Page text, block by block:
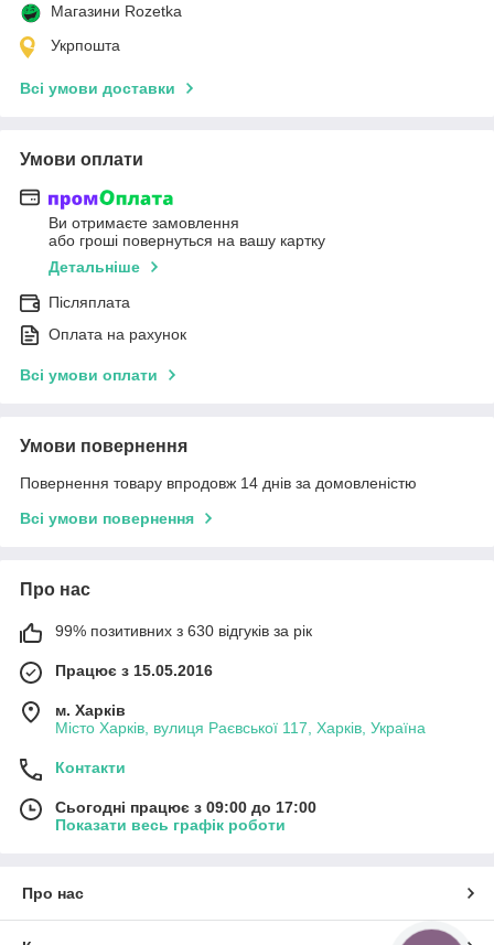
Магазини Rozetka
Укрпошта
Всі умови доставки
Умови оплати
Ви отримаєте замовлення
або гроші повернуться на вашу картку
Детальніше
Післяплата
Оплата на рахунок
Всі умови оплати
Умови повернення
Повернення товару впродовж 14 днів за домовленістю
Всі умови повернення
Про нас
99% позитивних з 630 відгуків за рік
Працює з 15.05.2016
м. Харків
Місто Харків, вулиця Раєвської 117, Харків, Україна
Контакти
Сьогодні працює з 09:00 до 17:00
Показати весь графік роботи
Про нас